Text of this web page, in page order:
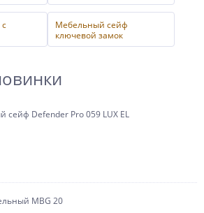
Мебельный сейф
ключевой замок
сейф Defender Pro 059 LUX EL
MBG 20